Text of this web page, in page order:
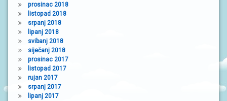
prosinac 2018
listopad 2018
srpanj 2018
lipanj 2018
svibanj 2018
siječanj 2018
prosinac 2017
listopad 2017
rujan 2017
srpanj 2017
lipanj 2017